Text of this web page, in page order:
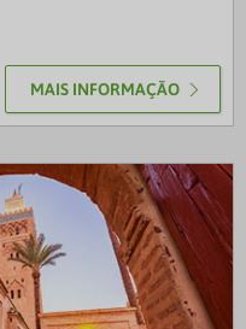
MAIS INFORMAÇÃO